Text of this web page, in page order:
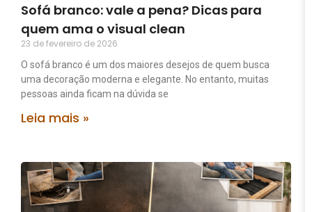
Sofá branco: vale a pena? Dicas para
quem ama o visual clean
23 de fevereiro de 2026
O sofá branco é um dos maiores desejos de quem busca
uma decoração moderna e elegante. No entanto, muitas
pessoas ainda ficam na dúvida se
Leia mais »